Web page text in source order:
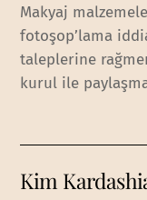
Makyaj
fotoşop’lama
taleplerine
kurul ile
Kim